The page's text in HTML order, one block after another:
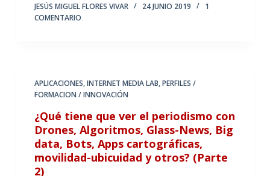
JESÚS MIGUEL FLORES VIVAR 24 JUNIO 2019
1
COMENTARIO
APLICACIONES,INTERNET MEDIA LAB,PERFILES /
FORMACION / INNOVACIÓN
¿Qué tiene que ver el periodismo con
Drones, Algoritmos, Glass-News, Big
data, Bots, Apps cartográficas,
movilidad-ubicuidad y otros? (Parte
2)